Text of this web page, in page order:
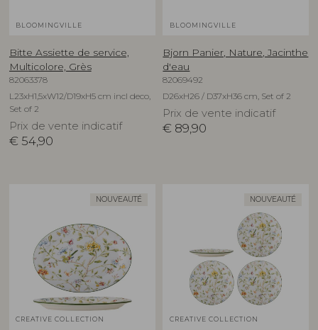
BLOOMINGVILLE
Bitte Assiette de service,
Multicolore, Grès
82063378
L23xH1,5xW12/D19xH5 cm incl deco,
Set of 2
Prix de vente indicatif
€ 54,90
BLOOMINGVILLE
Bjorn Panier, Nature, Jacinthe
d'eau
82069492
D26xH26 / D37xH36 cm, Set of 2
Prix de vente indicatif
€ 89,90
NOUVEAUTÉ
CREATIVE COLLECTION
NOUVEAUTÉ
CREATIVE COLLECTION